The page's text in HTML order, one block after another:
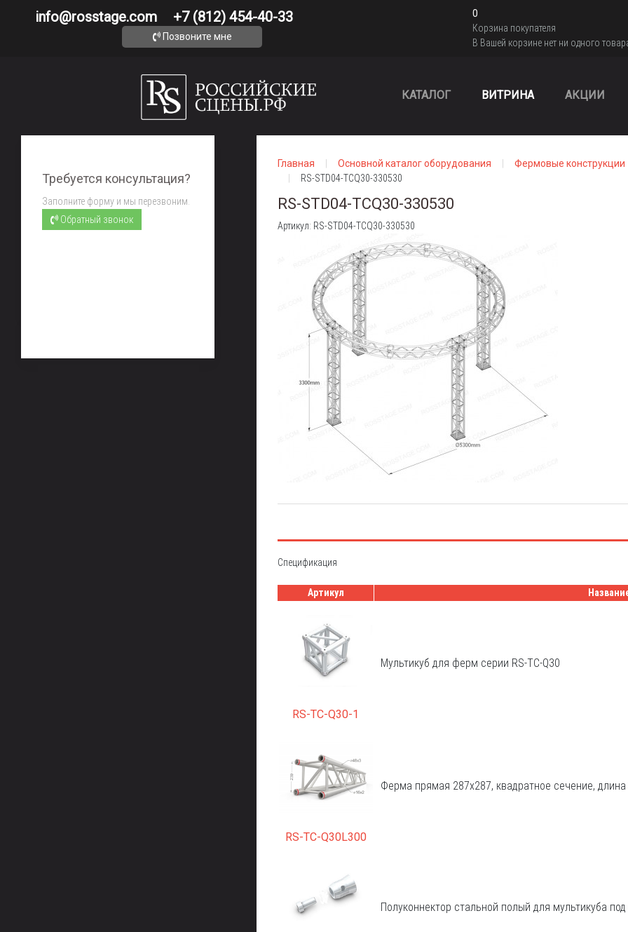
info@rosstage.com +7 (812) 454-40-33
0
Корзина покупателя
В Вашей корзине нет ни одного
Позвоните мне
КАТАЛОГ ВИТРИНА АКЦИИ
Требуется консультация?
Заполните форму и мы перезвоним.
Обратный звонок
Главная Основной каталог оборудования Фермовые конструкции
RS-STD04-TCQ30-330530
RS-STD04-TCQ30-330530
Артикул: RS-STD04-TCQ30-330530
Спецификация
Артикул
RS-TC-Q30-1
Мультикуб для ферм серии RS-TC-Q30
RS-TC-Q30L300
Ферма прямая 287х287, квадратное сечение,
Полуконнектор стальной полый для мультикуба